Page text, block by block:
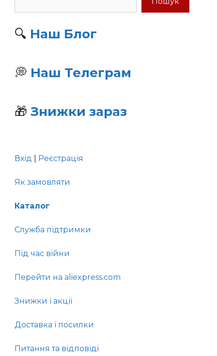
🔍 Наш Блог
💭 Наш Телеграм
🎁 Знижки зараз
Вхід Реєстрація
Як замовляти
Каталог
Служба підтримки
Під час війни
Перейти на aliexpress.com
Знижки і акції
Доставка і посилки
Питання та відповіді